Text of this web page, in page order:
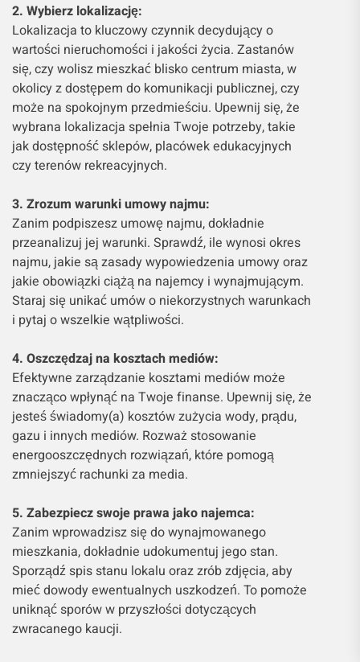
2. Wybierz lokalizację:
Lokalizacja to kluczowy czynnik decydujący o
wartości nieruchomości i jakości życia. Zastanów
się, czy wolisz mieszkać blisko centrum miasta, w
okolicy z dostępem do komunikacji publicznej, czy
może na spokojnym przedmieściu. Upewnij się, że
wybrana lokalizacja spełnia Twoje potrzeby, takie
jak dostępność sklepów, placówek edukacyjnych
czy terenów rekreacyjnych.
3. Zrozum warunki umowy najmu:
Zanim podpiszesz umowę najmu, dokładnie
przeanalizuj jej warunki. Sprawdź, ile wynosi okres
najmu, jakie są zasady wypowiedzenia umowy oraz
jakie obowiązki ciążą na najemcy i wynajmującym.
Staraj się unikać umów o niekorzystnych warunkach
i pytaj o wszelkie wątpliwości.
4. Oszczędzaj na kosztach mediów:
Efektywne zarządzanie kosztami mediów może
znacząco wpłynąć na Twoje finanse. Upewnij się, że
jesteś świadomy(a) kosztów zużycia wody, prądu,
gazu i innych mediów. Rozważ stosowanie
energooszczędnych rozwiązań, które pomogą
zmniejszyć rachunki za media.
5. Zabezpiecz swoje prawa jako najemca:
Zanim wprowadzisz się do wynajmowanego
mieszkania, dokładnie udokumentuj jego stan.
Sporządź spis stanu lokalu oraz zrób zdjęcia, aby
mieć dowody ewentualnych uszkodzeń. To pomoże
uniknąć sporów w przyszłości dotyczących
zwracanego kaucji.